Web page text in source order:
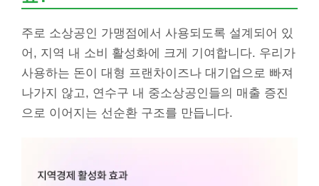
주로 소상공인 가맹점에서 사용되도록 설계되어 있
어, 지역 내 소비 활성화에 크게 기여합니다. 우리가
사용하는 돈이 대형 프랜차이즈나 대기업으로 빠져
나가지 않고, 연수구 내 중소상공인들의 매출 증진
으로 이어지는 선순환 구조를 만듭니다.